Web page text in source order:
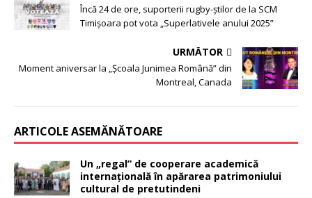
Încă 24 de ore, suporterii rugby-știlor de la SCM
Timișoara pot vota „Superlativele anului 2025”
URMĂTOR
Moment aniversar la „Școala Junimea Română” din
Montreal, Canada
ARTICOLE ASEMĂNĂTOARE
Un „regal” de cooperare academică
internațională în apărarea patrimoniului
cultural de pretutindeni